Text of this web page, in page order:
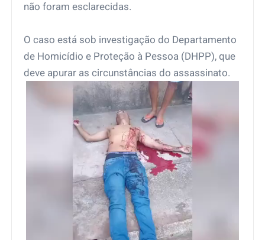
não foram esclarecidas.
O caso está sob investigação do Departamento
de Homicídio e Proteção à Pessoa (DHPP), que
deve apurar as circunstâncias do assassinato.